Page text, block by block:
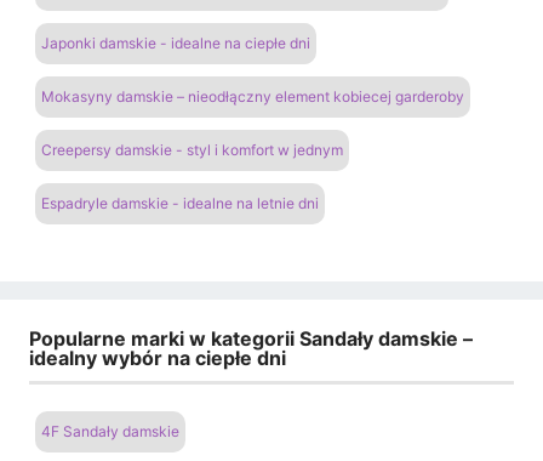
Japonki damskie - idealne na ciepłe dni
Mokasyny damskie – nieodłączny element kobiecej garderoby
Creepersy damskie - styl i komfort w jednym
Espadryle damskie - idealne na letnie dni
Popularne marki w kategorii Sandały damskie –
idealny wybór na ciepłe dni
4F Sandały damskie